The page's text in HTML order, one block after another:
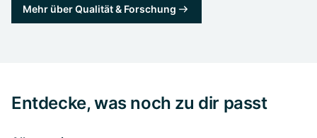
Mehr über Qualität & Forschung
Entdecke, was noch zu dir passt